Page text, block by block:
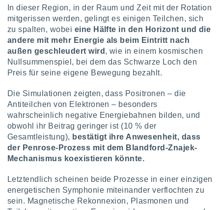
In dieser Region, in der Raum und Zeit mit der Rotation
mitgerissen werden, gelingt es einigen Teilchen, sich
zu spalten, wobei eine Hälfte in den Horizont und die
andere mit mehr Energie als beim Eintritt nach
außen geschleudert wird , wie in einem kosmischen
Nullsummenspiel, bei dem das Schwarze Loch den
Preis für seine eigene Bewegung bezahlt.
Die Simulationen zeigten, dass Positronen – die
Antiteilchen von Elektronen – besonders
wahrscheinlich negative Energiebahnen bilden, und
obwohl ihr Beitrag geringer ist (10 % der
Gesamtleistung), bestätigt ihre Anwesenheit, dass
der Penrose-Prozess mit dem Blandford-Znajek-
Mechanismus koexistieren könnte.
Letztendlich scheinen beide Prozesse in einer einzigen
energetischen Symphonie miteinander verflochten zu
sein. Magnetische Rekonnexion, Plasmonen und